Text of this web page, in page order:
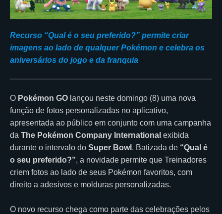
Recurso “Qual é o seu preferido?” permite criar
imagens ao lado de qualquer Pokémon e celebra os
aniversários do jogo e da franquia
O Pokémon GO lançou neste domingo (8) uma nova
função de fotos personalizadas no aplicativo,
apresentada ao público em conjunto com uma campanha
da The Pokémon Company International exibida
durante o intervalo do Super Bowl . Batizada de “Qual é
o seu preferido?”, a novidade permite que Treinadores
criem fotos ao lado de seus Pokémon favoritos, com
direito a adesivos e molduras personalizadas.
O novo recurso chega como parte das celebrações pelos